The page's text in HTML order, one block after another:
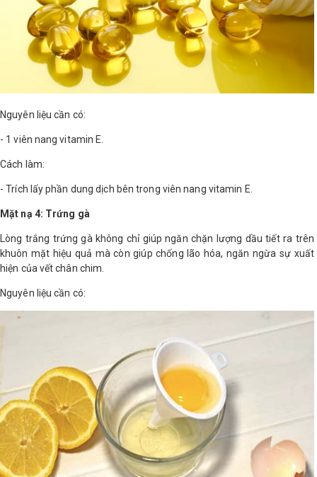
Nguyên liệu cần có:
- 1 viên nang vitamin E.
Cách làm:
- Trích lấy phần dung dịch bên trong viên nang vitamin E.
Mặt nạ 4: Trứng gà
Lòng trắng trứng gà không chỉ giúp ngăn chặn lượng dầu tiết ra trên
khuôn mặt hiệu quả mà còn giúp chống lão hóa, ngăn ngừa sự xuất
hiện của vết chân chim.
Nguyên liệu cần có: